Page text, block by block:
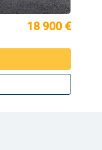
18 900 €